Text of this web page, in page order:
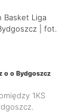
o o Bydgoszcz
1KS